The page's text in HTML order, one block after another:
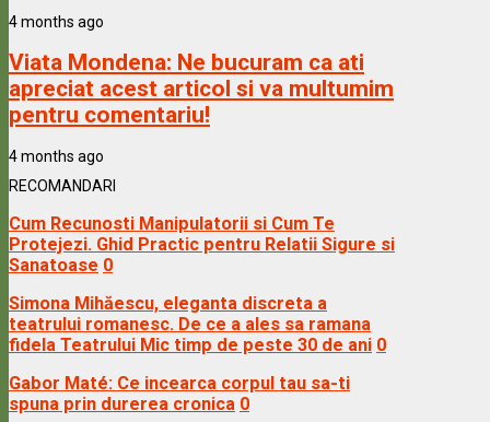
4 months ago
Viata Mondena: Ne bucuram ca ati
apreciat acest articol si va multumim
pentru comentariu!
4 months ago
RECOMANDARI
Cum Recunosti Manipulatorii si Cum Te
Protejezi. Ghid Practic pentru Relatii Sigure si
Sanatoase 0
Simona Mihăescu, eleganta discreta a
teatrului romanesc. De ce a ales sa ramana
fidela Teatrului Mic timp de peste 30 de ani 0
Gabor Maté: Ce incearca corpul tau sa-ti
spuna prin durerea cronica 0